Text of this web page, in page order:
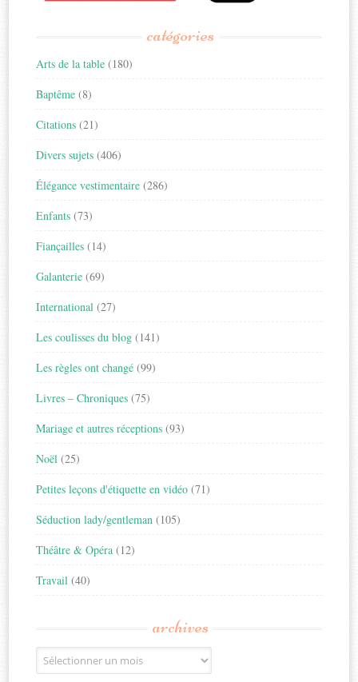
catégories
Arts de la table (180)
Baptême (8)
Citations (21)
Divers sujets (406)
Élégance vestimentaire (286)
Enfants (73)
Fiançailles (14)
Galanterie (69)
International (27)
Les coulisses du blog (141)
Les règles ont changé (99)
Livres – Chroniques (75)
Mariage et autres réceptions (93)
Noël (25)
Petites leçons d'étiquette en vidéo (71)
Séduction lady/gentleman (105)
Théâtre & Opéra (12)
Travail (40)
archives
Archives